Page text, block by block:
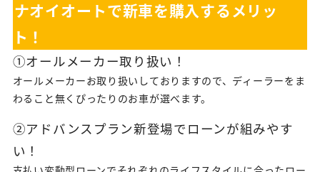
ナオイオートで新車を購入するメリッ
ト！
①オールメーカー取り扱い！
オールメーカーお取り扱いしておりますので、ディーラーをま
わること無くぴったりのお車が選べます。
②アドバンスプラン新登場でローンが組みやす
い！